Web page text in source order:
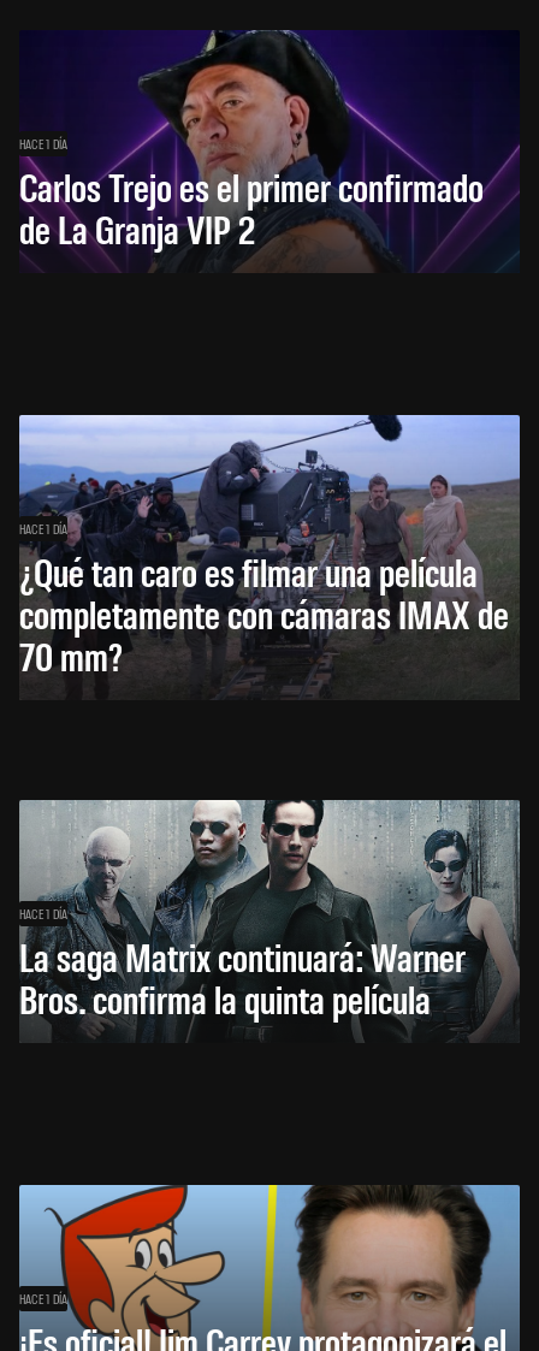
HACE 1 DÍA
Carlos Trejo es el primer confirmado
de La Granja VIP 2
HACE 1 DÍA
¿Qué tan caro es filmar una película
completamente con cámaras IMAX de
70 mm?
HACE 1 DÍA
La saga Matrix continuará: Warner
Bros. confirma la quinta película
HACE 1 DÍA
¡Es oficial! Jim Carrey protagonizará el